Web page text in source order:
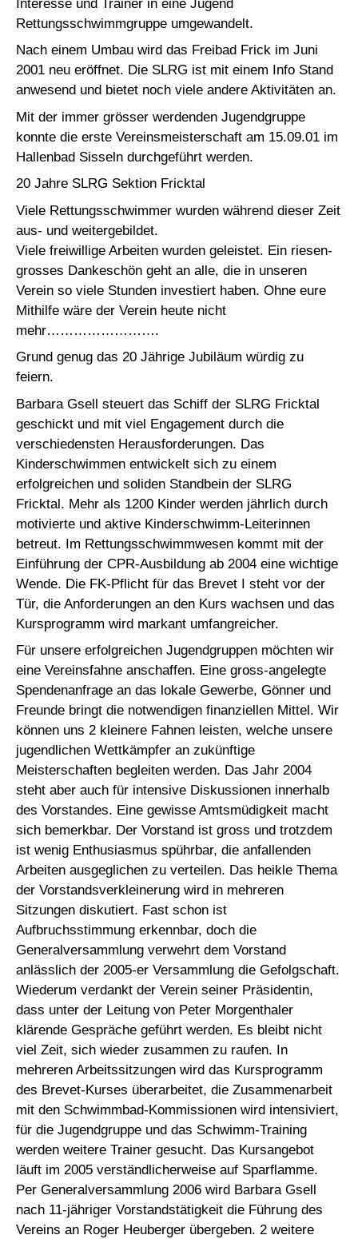
Interesse und Trainer in eine Jugend
Rettungsschwimmgruppe umgewandelt.
Nach einem Umbau wird das Freibad Frick im Juni
2001 neu eröffnet. Die SLRG ist mit einem Info Stand
anwesend und bietet noch viele andere Aktivitäten an.
Mit der immer grösser werdenden Jugendgruppe
konnte die erste Vereinsmeisterschaft am 15.09.01 im
Hallenbad Sisseln durchgeführt werden.
20 Jahre SLRG Sektion Fricktal
Viele Rettungsschwimmer wurden während dieser Zeit
aus- und weitergebildet.
Viele freiwillige Arbeiten wurden geleistet. Ein riesen-
grosses Dankeschön geht an alle, die in unseren
Verein so viele Stunden investiert haben. Ohne eure
Mithilfe wäre der Verein heute nicht
mehr…………………….
Grund genug das 20 Jährige Jubiläum würdig zu
feiern.
Barbara Gsell steuert das Schiff der SLRG Fricktal
geschickt und mit viel Engagement durch die
verschiedensten Herausforderungen. Das
Kinderschwimmen entwickelt sich zu einem
erfolgreichen und soliden Standbein der SLRG
Fricktal. Mehr als 1200 Kinder werden jährlich durch
motivierte und aktive Kinderschwimm-Leiterinnen
betreut. Im Rettungsschwimmwesen kommt mit der
Einführung der CPR-Ausbildung ab 2004 eine wichtige
Wende. Die FK-Pflicht für das Brevet I steht vor der
Tür, die Anforderungen an den Kurs wachsen und das
Kursprogramm wird markant umfangreicher.
Für unsere erfolgreichen Jugendgruppen möchten wir
eine Vereinsfahne anschaffen. Eine gross-angelegte
Spendenanfrage an das lokale Gewerbe, Gönner und
Freunde bringt die notwendigen finanziellen Mittel. Wir
können uns 2 kleinere Fahnen leisten, welche unsere
jugendlichen Wettkämpfer an zukünftige
Meisterschaften begleiten werden. Das Jahr 2004
steht aber auch für intensive Diskussionen innerhalb
des Vorstandes. Eine gewisse Amtsmüdigkeit macht
sich bemerkbar. Der Vorstand ist gross und trotzdem
ist wenig Enthusiasmus spührbar, die anfallenden
Arbeiten ausgeglichen zu verteilen. Das heikle Thema
der Vorstandsverkleinerung wird in mehreren
Sitzungen diskutiert. Fast schon ist
Aufbruchsstimmung erkennbar, doch die
Generalversammlung verwehrt dem Vorstand
anlässlich der 2005-er Versammlung die Gefolgschaft.
Wiederum verdankt der Verein seiner Präsidentin,
dass unter der Leitung von Peter Morgenthaler
klärende Gespräche geführt werden. Es bleibt nicht
viel Zeit, sich wieder zusammen zu raufen. In
mehreren Arbeitssitzungen wird das Kursprogramm
des Brevet-Kurses überarbeitet, die Zusammenarbeit
mit den Schwimmbad-Kommissionen wird intensiviert,
für die Jugendgruppe und das Schwimm-Training
werden weitere Trainer gesucht. Das Kursangebot
läuft im 2005 verständlicherweise auf Sparflamme.
Per Generalversammlung 2006 wird Barbara Gsell
nach 11-jähriger Vorstandstätigkeit die Führung des
Vereins an Roger Heuberger übergeben. 2 weitere